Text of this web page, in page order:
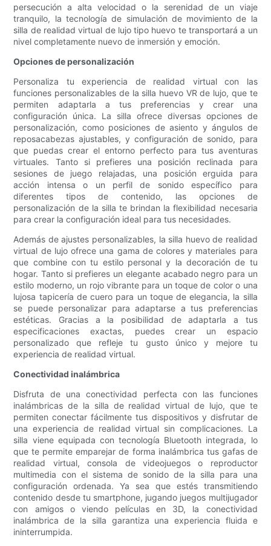
persecución a alta velocidad o la serenidad de un viaje
tranquilo, la tecnología de simulación de movimiento de la
silla de realidad virtual de lujo tipo huevo te transportará a un
nivel completamente nuevo de inmersión y emoción.
Opciones de personalización
Personaliza tu experiencia de realidad virtual con las
funciones personalizables de la silla huevo VR de lujo, que te
permiten adaptarla a tus preferencias y crear una
configuración única. La silla ofrece diversas opciones de
personalización, como posiciones de asiento y ángulos de
reposacabezas ajustables, y configuración de sonido, para
que puedas crear el entorno perfecto para tus aventuras
virtuales. Tanto si prefieres una posición reclinada para
sesiones de juego relajadas, una posición erguida para
acción intensa o un perfil de sonido específico para
diferentes tipos de contenido, las opciones de
personalización de la silla te brindan la flexibilidad necesaria
para crear la configuración ideal para tus necesidades.
Además de ajustes personalizables, la silla huevo de realidad
virtual de lujo ofrece una gama de colores y materiales para
que combine con tu estilo personal y la decoración de tu
hogar. Tanto si prefieres un elegante acabado negro para un
estilo moderno, un rojo vibrante para un toque de color o una
lujosa tapicería de cuero para un toque de elegancia, la silla
se puede personalizar para adaptarse a tus preferencias
estéticas. Gracias a la posibilidad de adaptarla a tus
especificaciones exactas, puedes crear un espacio
personalizado que refleje tu gusto único y mejore tu
experiencia de realidad virtual.
Conectividad inalámbrica
Disfruta de una conectividad perfecta con las funciones
inalámbricas de la silla de realidad virtual de lujo, que te
permiten conectar fácilmente tus dispositivos y disfrutar de
una experiencia de realidad virtual sin complicaciones. La
silla viene equipada con tecnología Bluetooth integrada, lo
que te permite emparejar de forma inalámbrica tus gafas de
realidad virtual, consola de videojuegos o reproductor
multimedia con el sistema de sonido de la silla para una
configuración ordenada. Ya sea que estés transmitiendo
contenido desde tu smartphone, jugando juegos multijugador
con amigos o viendo películas en 3D, la conectividad
inalámbrica de la silla garantiza una experiencia fluida e
ininterrumpida.